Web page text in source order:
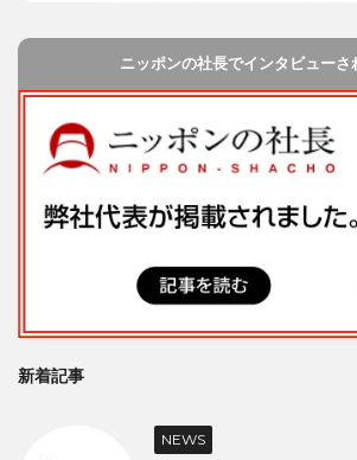
ニッポンの社長でインタビューさ
新着記事
NEWS